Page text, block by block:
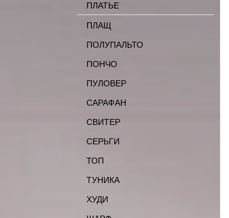
ПЛАТЬЕ
ПЛАЩ
ПОЛУПАЛЬТО
ПОНЧО
ПУЛОВЕР
САРАФАН
СВИТЕР
СЕРЬГИ
ТОП
ТУНИКА
ХУДИ